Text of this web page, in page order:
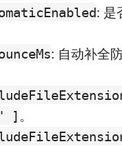
: 是
: 自动补全
] 。